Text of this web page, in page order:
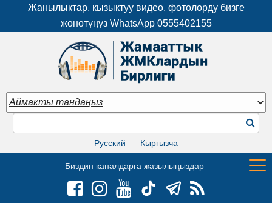
Жанылыктар, кызыктуу видео, фотолорду бизге
жөнөтүңүз WhatsApp 0555402155
Русский Кыргызча
Биздин каналдарга жазылыңыздар